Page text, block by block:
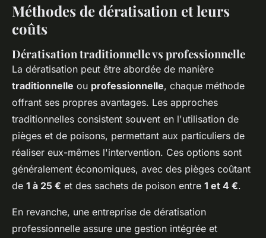
Méthodes de dératisation et leurs
coûts
Dératisation traditionnelle vs professionnelle
La dératisation peut être abordée de manière
traditionnelle ou professionnelle, chaque méthode
offrant ses propres avantages. Les approches
traditionnelles consistent souvent en l'utilisation de
pièges et de poisons, permettant aux particuliers de
réaliser eux-mêmes l'intervention. Ces options sont
généralement économiques, avec des pièges coûtant
de 1 à 25 € et des sachets de poison entre 1 et 4 €.
En revanche, une entreprise de dératisation
professionnelle assure une gestion intégrée et